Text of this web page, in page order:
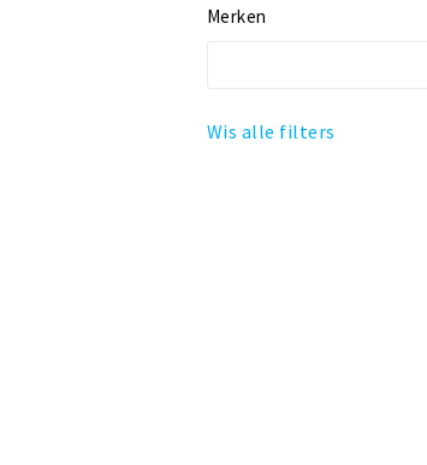
Merken
Wis alle filters